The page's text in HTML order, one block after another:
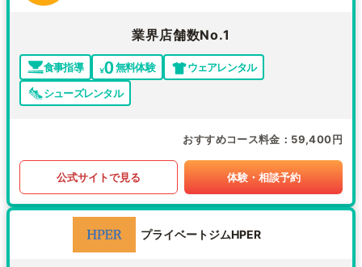
業界店舗数No.1
食事指導 無料体験
ウェアレンタル
シューズレンタル
おすすめコース料金 59,400円
公式サイトで見る 体験・相談予約
プライベートジムHPER